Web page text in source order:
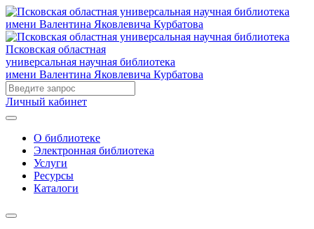
Псковская областная
универсальная научная библиотека
имени Валентина Яковлевича Курбатова
Личный кабинет
О библиотеке
Электронная библиотека
Услуги
Ресурсы
Каталоги